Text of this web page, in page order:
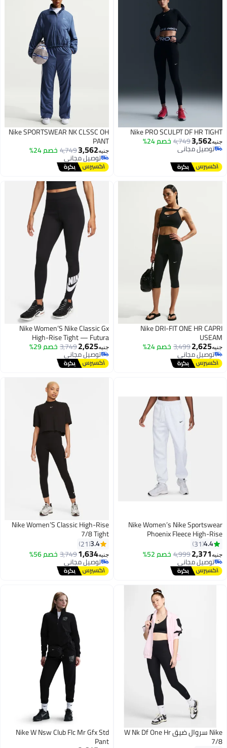
Nike PRO SCULPT DF HR TIGHT
جنيه3,562
4,749خصم 24%
توصيل مجاني
توصيل مجاني
Nike SPORTSWEAR NK CLSSC OH
PANT
جنيه3,562
4,749خصم 24%
توصيل مجاني
توصيل مجاني
Nike DRI-FIT ONE HR CAPRI
USEAM
جنيه2,625
3,499خصم 24%
توصيل مجاني
توصيل مجاني
Nike Women’S Nike Classic Gx
High-Rise Tight — Futura
جنيه2,625
3,749خصم 29%
توصيل مجاني
توصيل مجاني
Nike Women’s Nike Sportswear
Phoenix Fleece High-Rise
Oversized Pants
4.4
31
جنيه2,371
4,999خصم 52%
توصيل مجاني
توصيل مجاني
Nike Women’S Classic High-Rise
7/8 Tight
3.4
21
جنيه1,634
3,749خصم 56%
توصيل مجاني
توصيل مجاني
Nike سروال ضيق W Nk Df One Hr
7/8
Nike W Nsw Club Flc Mr Gfx Std
Pant